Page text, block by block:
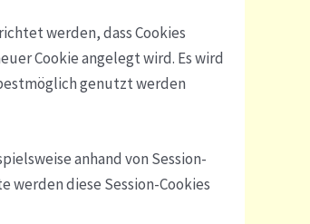
werden, dass Cookies
Cookie angelegt wird. Es wird
genutzt werden
anhand von Session-
werden diese Session-Cookies